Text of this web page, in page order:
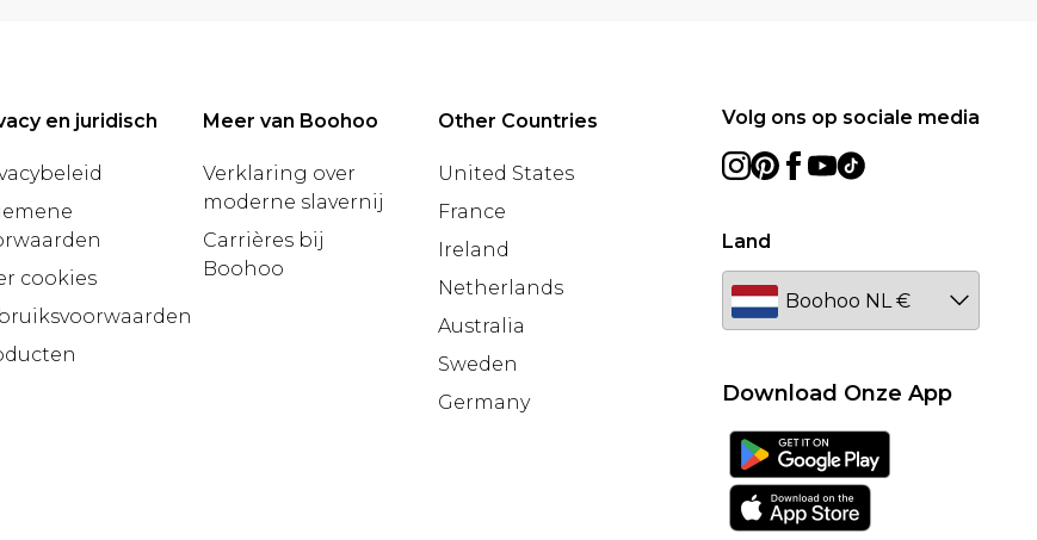
en juridisch
cookies
Meer van Boohoo
Verklaring over
moderne slavernij
Carrières bij
Boohoo
Other Countries
United States
France
Ireland
Netherlands
Australia
Sweden
Germany
Land
Volg ons op sociale media
Download Onze App